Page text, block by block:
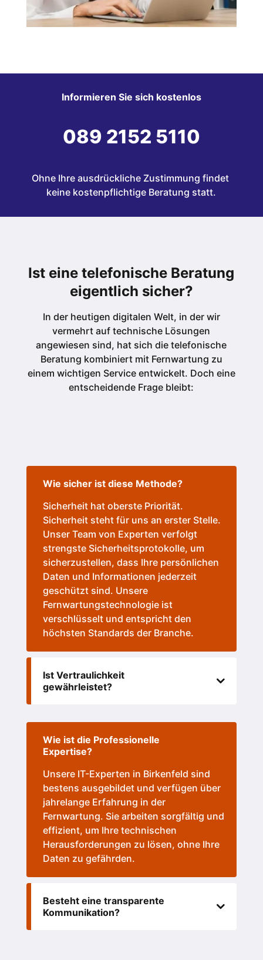
Informieren Sie sich kostenlos
089 2152 5110
Ohne Ihre ausdrückliche Zustimmung findet
keine kostenpflichtige Beratung statt.
Ist eine telefonische Beratung
eigentlich sicher?
In der heutigen digitalen Welt, in der wir
vermehrt auf technische Lösungen
angewiesen sind, hat sich die telefonische
Beratung kombiniert mit Fernwartung zu
einem wichtigen Service entwickelt. Doch eine
entscheidende Frage bleibt:
Wie sicher ist diese Methode?
Sicherheit hat oberste Priorität.
Sicherheit steht für uns an erster Stelle.
Unser Team von Experten verfolgt
strengste Sicherheitsprotokolle, um
sicherzustellen, dass Ihre persönlichen
Daten und Informationen jederzeit
geschützt sind. Unsere
Fernwartungstechnologie ist
verschlüsselt und entspricht den
höchsten Standards der Branche.
Ist Vertraulichkeit
gewährleistet?
Wie ist die Professionelle
Expertise?
Unsere IT-Experten in Birkenfeld sind
bestens ausgebildet und verfügen über
jahrelange Erfahrung in der
Fernwartung. Sie arbeiten sorgfältig und
effizient, um Ihre technischen
Herausforderungen zu lösen, ohne Ihre
Daten zu gefährden.
Besteht eine transparente
Kommunikation?